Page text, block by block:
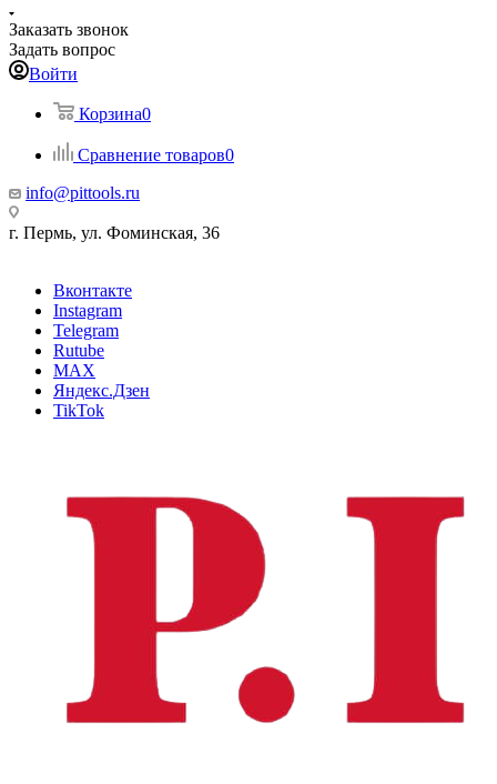
Заказать звонок
Задать вопрос
Войти
Корзина0
Сравнение товаров0
info@pittools.ru
г. Пермь, ул. Фоминская, 36
Вконтакте
Instagram
Telegram
Rutube
MAX
Яндекс.Дзен
TikTok